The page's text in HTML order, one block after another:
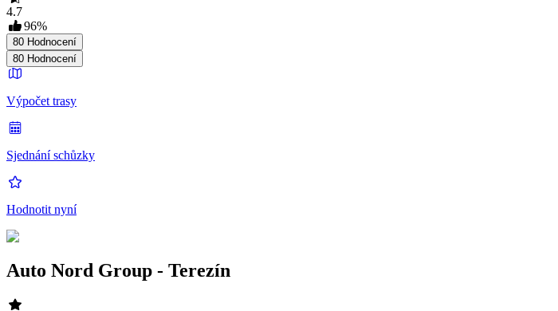
4.7
96%
80 Hodnocení
80 Hodnocení
Výpočet trasy
Sjednání schůzky
Hodnotit nyní
Auto Nord Group - Terezín